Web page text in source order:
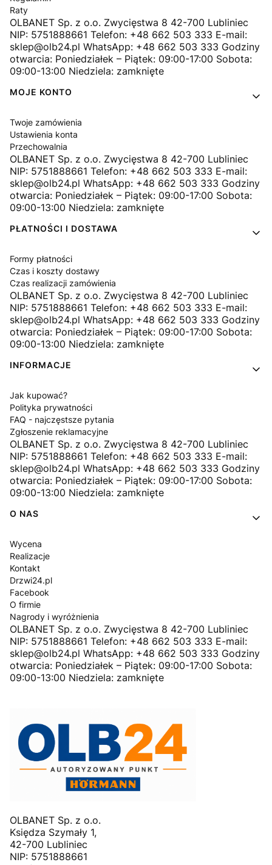
Raty
OLBANET Sp. z o.o. Zwycięstwa 8 42-700 Lubliniec
NIP: 5751888661 Telefon: +48 662 503 333 E-mail:
sklep@olb24.pl WhatsApp: +48 662 503 333 Godziny
otwarcia: Poniedziałek – Piątek: 09:00-17:00 Sobota:
09:00-13:00 Niedziela: zamknięte
MOJE KONTO
Twoje zamówienia
Ustawienia konta
Przechowalnia
OLBANET Sp. z o.o. Zwycięstwa 8 42-700 Lubliniec
NIP: 5751888661 Telefon: +48 662 503 333 E-mail:
sklep@olb24.pl WhatsApp: +48 662 503 333 Godziny
otwarcia: Poniedziałek – Piątek: 09:00-17:00 Sobota:
09:00-13:00 Niedziela: zamknięte
PŁATNOŚCI I DOSTAWA
Formy płatności
Czas i koszty dostawy
Czas realizacji zamówienia
OLBANET Sp. z o.o. Zwycięstwa 8 42-700 Lubliniec
NIP: 5751888661 Telefon: +48 662 503 333 E-mail:
sklep@olb24.pl WhatsApp: +48 662 503 333 Godziny
otwarcia: Poniedziałek – Piątek: 09:00-17:00 Sobota:
09:00-13:00 Niedziela: zamknięte
INFORMACJE
Jak kupować?
Polityka prywatności
FAQ - najczęstsze pytania
Zgłoszenie reklamacyjne
OLBANET Sp. z o.o. Zwycięstwa 8 42-700 Lubliniec
NIP: 5751888661 Telefon: +48 662 503 333 E-mail:
sklep@olb24.pl WhatsApp: +48 662 503 333 Godziny
otwarcia: Poniedziałek – Piątek: 09:00-17:00 Sobota:
09:00-13:00 Niedziela: zamknięte
O NAS
Wycena
Realizacje
Kontakt
Drzwi24.pl
Facebook
O firmie
Nagrody i wyróżnienia
OLBANET Sp. z o.o. Zwycięstwa 8 42-700 Lubliniec
NIP: 5751888661 Telefon: +48 662 503 333 E-mail:
sklep@olb24.pl WhatsApp: +48 662 503 333 Godziny
otwarcia: Poniedziałek – Piątek: 09:00-17:00 Sobota:
09:00-13:00 Niedziela: zamknięte
OLBANET Sp. z o.o.
Księdza Szymały 1,
42-700 Lubliniec
NIP: 5751888661